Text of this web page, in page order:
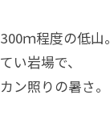
ｍ程度の低山。
い岩場で、
ン照りの暑さ。